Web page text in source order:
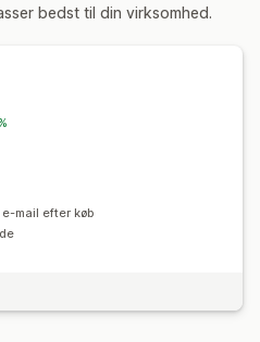
bedst til din virksomhed.
mail efter køb